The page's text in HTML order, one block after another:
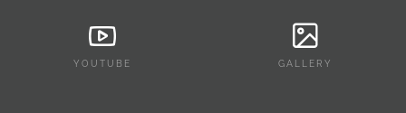
YOUTUBE GALLERY